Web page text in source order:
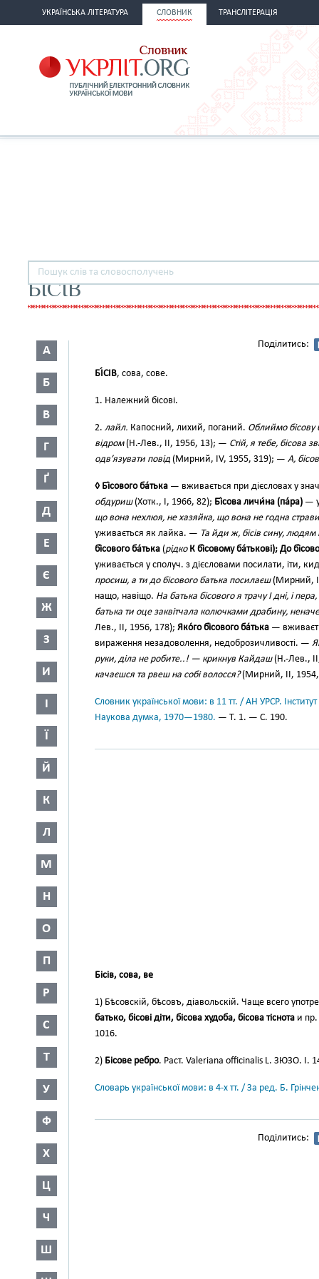
УКРАЇНСЬКА ЛІТЕРАТУРА СЛОВНИК ТРАНСЛІТЕРАЦІЯ
БІСІВ
А
Б
В
Г
Ґ
Д
Е
Є
Ж
З
И
І
Ї
Й
К
Л
М
Н
О
П
Р
С
Т
У
Ф
Х
Ц
Ч
Ш
Поділитись:
БІ́СІВ, сова, сове.
1. Належний бісові.
2. лайл. Капосний, лихий, поганий. Облиймо бісову
відром(Н.-Лев., II, 1956, 13); — Стій, я тебе, бісова
одв’язувати повід (Мирний, IV, 1955, 319); — А,
◊ Бі́сового ба́тька — вживається при дієсловах у
обдуриш(Хотк., І, 1966, 82); Бі́сова личи́на (па́ра) —
що вона нехлюя, не хазяйка, що вона не годна
уживається як лайка. — Та йди ж, бісів сину, людям
бі́сового ба́тька (рідко К бі́совому ба́тькові); До
уживається у сполуч. з дієсловами посилати, іти,
просиш, а ти до бісового батька посилаєш(Мирний,
нащо, навіщо. На батька бісового я трачу І дні, і пера,
батька ти оце заквітчала колючками драбину,
Лев., II, 1956, 178); Яко́го бі́сового ба́тька —
вираження незадоволення, недоброзичливості. —
руки, діла не робите..! — крикнув Кайдаш(Н.-Лев.,
качаєшся та рвеш на собі волосся?(Мирний, II, 1954,
Словник української мови: в 11 тт. / АН УРСР.
Наукова думка, 1970—1980. — Т. 1. — С. 190.
Бісів, сова, ве
1) Бѣсовскій, бѣсовъ, діавольскій. Чаще всего
батько, бісові діти, бісова худоба, бісова тіснота и пр.
1016.
2) Бісове ребро. Раст. Valeriana officinalis L. ЗЮЗО. І.
Словарь української мови: в 4-х тт. / За ред. Б.
Поділитись: